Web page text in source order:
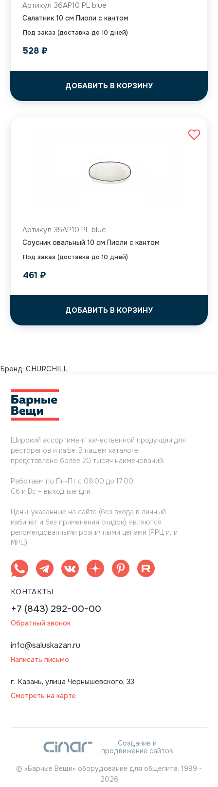
Под заказ (доставка до 10 дней)
Артикул 36AP10 PL blue
Салатник 10 см Пиоли с кантом
528 ₽
ДОБАВИТЬ В КОРЗИНУ
Под заказ (доставка до 10 дней)
Артикул 35AP10 PL blue
Соусник овальный 10 см Пиоли с кантом
461 ₽
ДОБАВИТЬ В КОРЗИНУ
Бренд: CHURCHILL
Широкий ассортимент качественной продукции для
ресторанов и кафе. В нашем каталоге
представлено более 20 тысяч наименований.
Работаем по Пн-Пт с 09:00 до 17:00.
Сб и Вс – выходные дни.
Цены, указанные на сайте (без входа в личный
кабинет и без применения скидок), являются
рекомендованными розничными ценами (РРЦ или
МРЦ).
КОНТАКТЫ
+7 (843) 292-00-00
Обратный звонок
info@saluskazan.ru
Написать письмо
г. Казань, улица Чернышевского, 33
Смотреть на карте
Создание и
продвижение сайтов
© «Барные Вещи» оборудование для общепита. 1999 -
2026